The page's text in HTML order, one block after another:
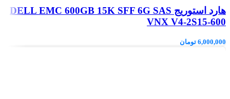
هارد استوریج DELL EMC 600GB 15K SFF 6G SAS
VNX V4-2S15-600
6,000,000 تومان